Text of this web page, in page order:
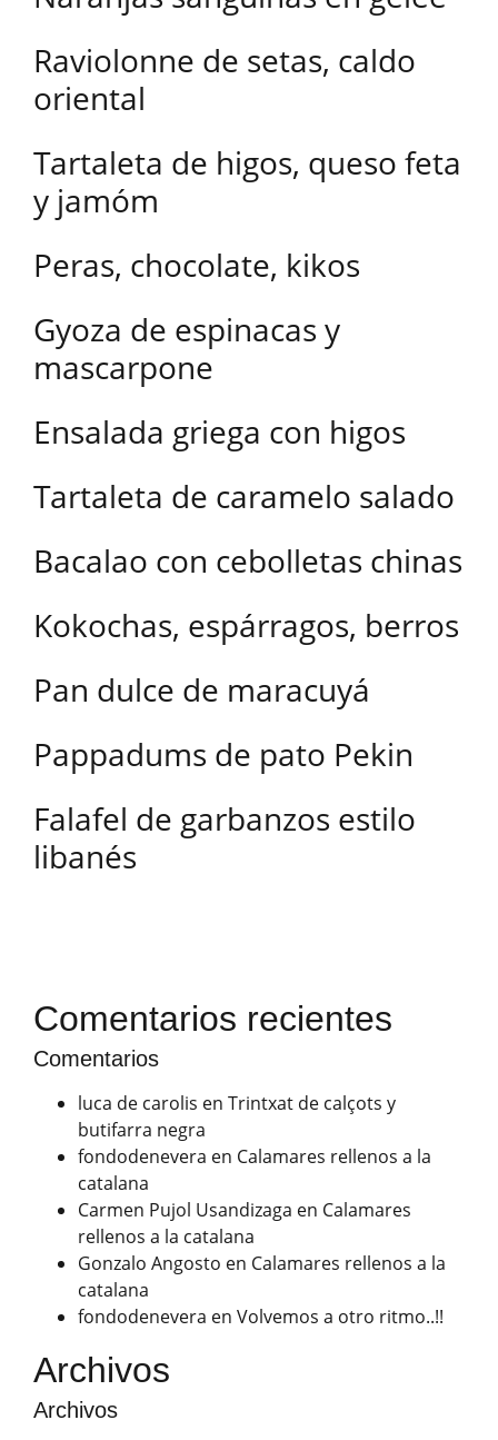
Raviolonne de setas, caldo
oriental
Tartaleta de higos, queso feta
y jamóm
Peras, chocolate, kikos
Gyoza de espinacas y
mascarpone
Ensalada griega con higos
Tartaleta de caramelo salado
Bacalao con cebolletas chinas
Kokochas, espárragos, berros
Pan dulce de maracuyá
Pappadums de pato Pekin
Falafel de garbanzos estilo
libanés
Comentarios recientes
Comentarios
luca de carolis en Trintxat de calçots y
butifarra negra
fondodenevera en Calamares rellenos a la
catalana
Carmen Pujol Usandizaga en Calamares
rellenos a la catalana
Gonzalo Angosto en Calamares rellenos a la
catalana
fondodenevera en Volvemos a otro ritmo..!!
Archivos
Archivos